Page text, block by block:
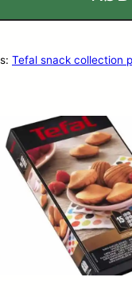
Tefal snack collection